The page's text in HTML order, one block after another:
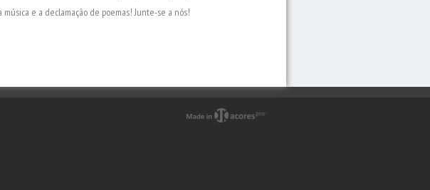
e a declamação de poemas! Junte-se a nós!